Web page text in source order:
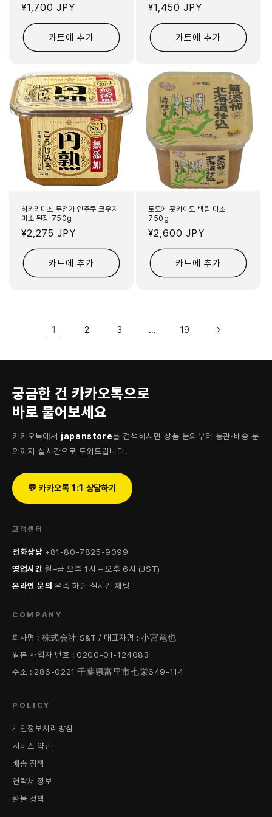
정
가
¥1,700 JPY
카트에 추가
정
가
¥1,450 JPY
카트에 추가
히카리미소 무첨가 엔주쿠 코우지
미소 된장 750g
정
가
¥2,275 JPY
카트에 추가
토모에 홋카이도 백립 미소
750g
정
가
¥2,600 JPY
카트에 추가
1 2 3 … 19
궁금한 건 카카오톡으로
바로 물어보세요
카카오톡에서 japanstore를 검색하시면 상품 문의부터 통관·배송 문
의까지 실시간으로 도와드립니다.
💬 카카오톡 1:1 상담하기
고객센터
전화상담 +81-80-7825-9099
영업시간 월–금 오후 1시 – 오후 6시 (JST)
온라인 문의 우측 하단 실시간 채팅
COMPANY
회사명 : 株式会社 S&T / 대표자명 : 小宮竜也
일본 사업자 번호 : 0200-01-124083
주소 : 286-0221 千葉県富里市七栄649-114
POLICY
개인정보처리방침
서비스 약관
배송 정책
연락처 정보
환불 정책